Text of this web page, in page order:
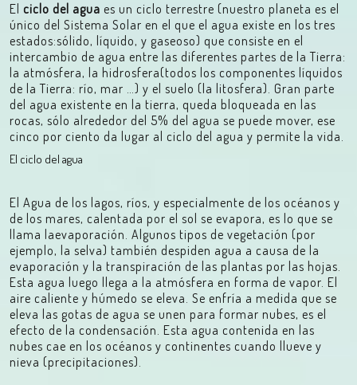
El ciclo del agua es un ciclo terrestre (nuestro planeta es el
único del Sistema Solar en el que el agua existe en los tres
estados:sólido, líquido, y gaseoso) que consiste en el
intercambio de agua entre las diferentes partes de la Tierra:
la atmósfera, la hidrosfera(todos los componentes líquidos
de la Tierra: río, mar …) y el suelo (la litosfera). Gran parte
del agua existente en la tierra, queda bloqueada en las
rocas, sólo alrededor del 5% del agua se puede mover, ese
cinco por ciento da lugar al ciclo del agua y permite la vida.
El ciclo del agua
El Agua de los lagos, ríos, y especialmente de los océanos y
de los mares, calentada por el sol se evapora, es lo que se
llama laevaporación. Algunos tipos de vegetación (por
ejemplo, la selva) también despiden agua a causa de la
evaporación y la transpiración de las plantas por las hojas.
Esta agua luego llega a la atmósfera en forma de vapor. El
aire caliente y húmedo se eleva. Se enfría a medida que se
eleva las gotas de agua se unen para formar nubes, es el
efecto de la condensación. Esta agua contenida en las
nubes cae en los océanos y continentes cuando llueve y
nieva (precipitaciones).